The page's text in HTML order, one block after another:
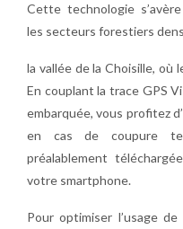
Cette technologie
les secteurs forestiers
la vallée de la Choisille, où
En couplant la trace GPS
embarquée, vous profitez
en cas de coupure
préalablement
votre smartphone.
Pour optimiser l’usage